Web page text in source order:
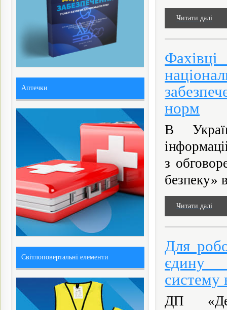
Читати далі
норм
В
з
безпеку»
Читати далі
Для
єдину
систему
ДП
Аптечки
Світлоповертальні елементи